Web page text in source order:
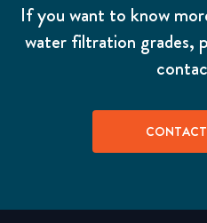
If you want to know
water filtration grades,